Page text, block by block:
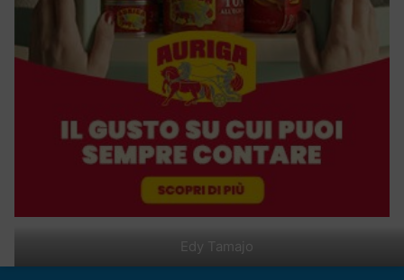
Edy Tamajo